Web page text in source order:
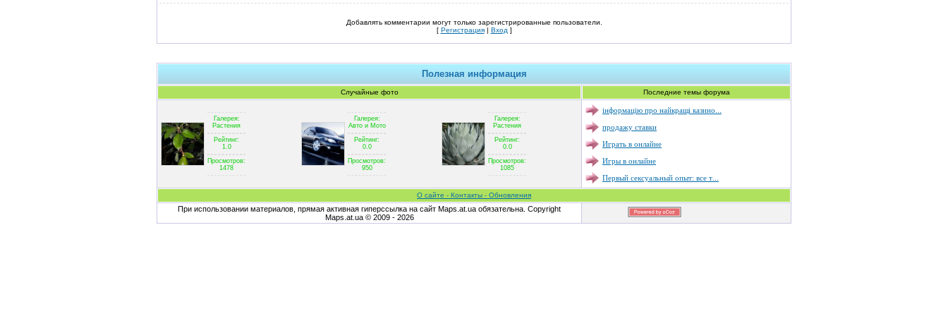
Добавлять комментарии могут только зарегистрированные пользователи.
[ Регистрация| Вход ]
Полезная информация
Случайные фото Последние темы форума
Галерея:
Растения
Рейтинг:
1.0
Просмотров:
1478
Галерея:
Авто и Мото
Рейтинг:
0.0
Просмотров:
950
Галерея:
Растения
Рейтинг:
0.0
Просмотров:
1085
інформацію про найкращі казино...
продажу ставки
Играть в онлайне
Игры в онлайне
Первый сексуальный опыт: все т...
О сайте - Контакты - Обновления
При использовании материалов, прямая активная гиперссылка на сайт Maps.at.ua обязательна. Copyright
Maps.at.ua © 2009 - 2026